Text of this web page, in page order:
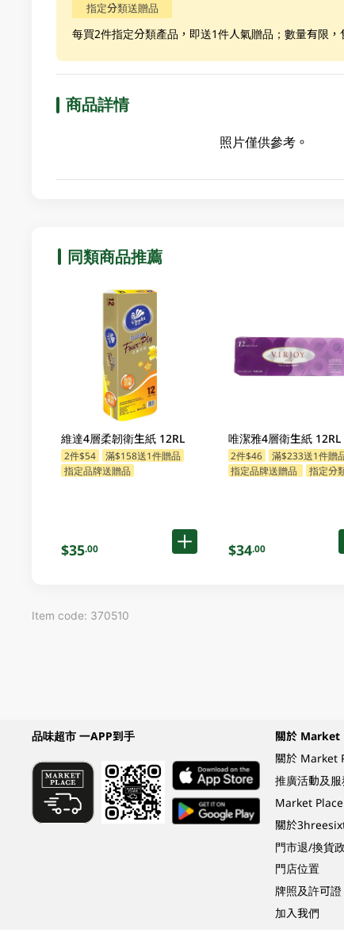
指定分類送贈品
每買2件指定分類產品，即送1件人氣贈品；數量有限，
商品詳情
照片僅供參考。
同類商品推薦
維達4層柔韌衛生紙 12RL
2件$54
滿$158送1件贈品
指定品牌送贈品
$35.00
唯潔雅4層衛生紙 12RL
2件$46
滿$233送1件贈
指定品牌送贈品
指定分類送贈
$34.00
Item code: 370510
品味超市 一APP到手
關於 Market
關於 Market
推廣活動及服
Market
關於
門市退/換貨
門店位置
牌照及許可證
加入我們